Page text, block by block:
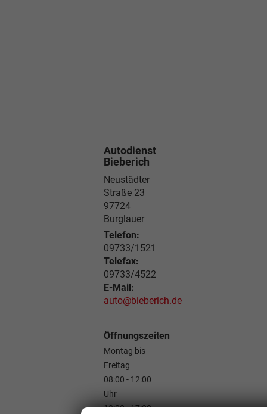
Autodienst
Bieberich
Neustädter
Straße 23
97724
Burglauer
Telefon:
09733/1521
Telefax:
09733/4522
E-Mail:
auto@bieberich.de
Öffnungszeiten
Montag bis
Freitag
08:00 - 12:00
Uhr
13:00 - 17:00